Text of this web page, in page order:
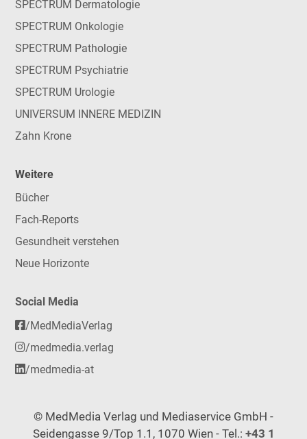
SPECTRUM Dermatologie
SPECTRUM Onkologie
SPECTRUM Pathologie
SPECTRUM Psychiatrie
SPECTRUM Urologie
UNIVERSUM INNERE MEDIZIN
Zahn Krone
Weitere
Bücher
Fach-Reports
Gesundheit verstehen
Neue Horizonte
Social Media
/MedMediaVerlag
/medmedia.verlag
/medmedia-at
© MedMedia Verlag und Mediaservice GmbH -
Seidengasse 9/Top 1.1, 1070 Wien - Tel.: +43 1